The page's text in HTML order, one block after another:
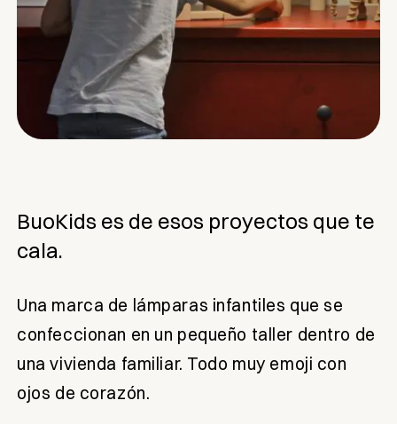
BuoKids es de esos proyectos que te
cala.
Una marca de lámparas infantiles que se
confeccionan en un pequeño taller dentro de
una vivienda familiar. Todo muy emoji con
ojos de corazón.